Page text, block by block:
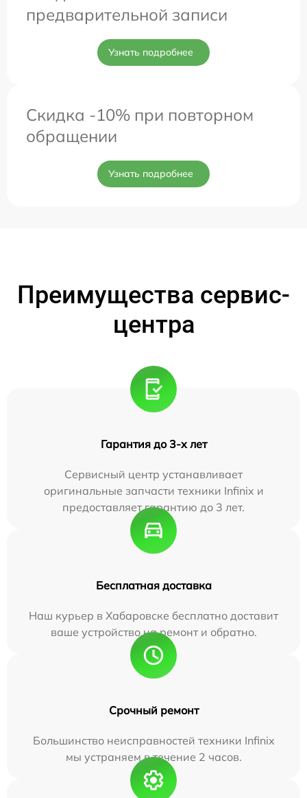
предварительной записи
Узнать подробнее
Скидка -10% при повторном
обращении
Узнать подробнее
Преимущества сервис-
центра
Гарантия до 3-х лет
Сервисный центр устанавливает
оригинальные запчасти техники Infinix и
предоставляет гарантию до 3 лет.
Бесплатная доставка
Наш курьер в Хабаровске бесплатно доставит
ваше устройство на ремонт и обратно.
Срочный ремонт
Большинство неисправностей техники Infinix
мы устраняем в течение 2 часов.